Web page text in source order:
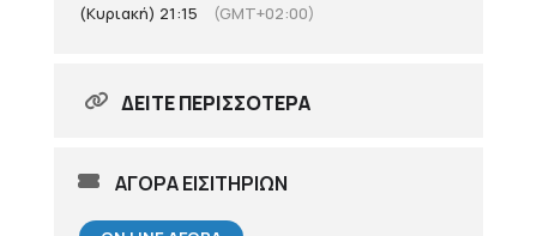
(Κυριακή) 21:15 (GMT+02:00)
ΔΕΊΤΕ ΠΕΡΙΣΣΌΤΕΡΑ
ΑΓΟΡΑ ΕΙΣΙΤΗΡΙΩΝ